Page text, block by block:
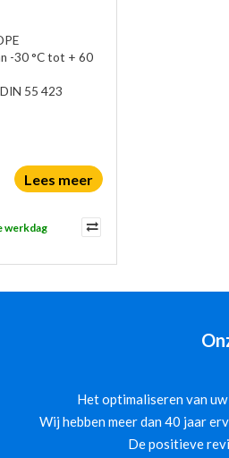
-30 °C tot + 60
55 423
Lees meer
werkdag
Het optimaliseren van
Wij hebben meer dan 40 jaar
De positieve